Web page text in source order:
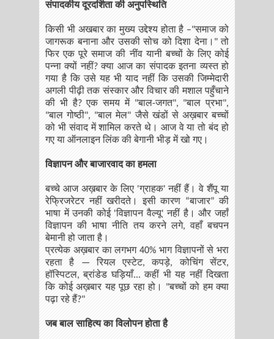
संपादकीय दूरदर्शिता की अनुपस्थिति
किसी भी अखबार का मुख्य उद्देश्य होता है –"समाज को
जागरूक बनाना और उसकी सोच को दिशा देना।" तो
फिर एक पूरे समाज की नींव यानी बच्चों के लिए कोई
पन्ना क्यों नहीं? क्या आज का संपादक इतना व्यस्त हो
गया है कि उसे यह भी याद नहीं कि उसकी जिम्मेदारी
अगली पीढ़ी तक संस्कार और विचार की मशाल पहुँचाने
की भी है? एक समय में "बाल-जगत", "बाल प्रभा",
"बाल गोष्ठी", "बाल मेल" जैसे खंडों से अख़बार बच्चों
को भी संवाद में शामिल करते थे। आज वे या तो बंद हो
गए या ऑनलाइन लिंक की बेगानी भीड़ में खो गए।
विज्ञापन और बाजारवाद का हमला
बच्चे आज अख़बार के लिए 'ग्राहक' नहीं हैं। वे शैंपू या
रेफ्रिजरेटर नहीं खरीदते। इसी कारण “बाजार” की
भाषा में उनकी कोई 'विज्ञापन वैल्यू' नहीं है। और जहाँ
विज्ञापन की भाषा नीति तय करने लगे, वहाँ बचपन
बेमानी हो जाता है।
प्रत्येक अख़बार का लगभग 40% भाग विज्ञापनों से भरा
रहता है — रियल एस्टेट, कपड़े, कोचिंग सेंटर,
हॉस्पिटल, ब्रांडेड घड़ियाँ... कहीं भी यह नहीं दिखता
कि कोई अख़बार यह पूछ रहा हो। "बच्चों को हम क्या
पढ़ा रहे हैं?"
जब बाल साहित्य का विलोपन होता है